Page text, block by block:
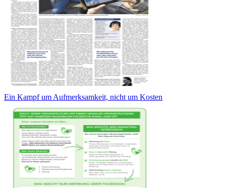
Ein Kampf um Aufmerksamkeit, nicht um Kosten